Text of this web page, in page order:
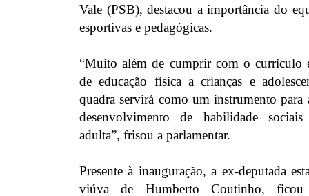
Vale (PSB), destacou a importância do
esportivas e pedagógicas.
“Muito além de cumprir com o currículo
de educação física a crianças e
quadra servirá como um instrumento para
desenvolvimento de habilidade
adulta”, frisou a parlamentar.
Presente à inauguração, a ex-deputada
viúva de Humberto Coutinho, ficou